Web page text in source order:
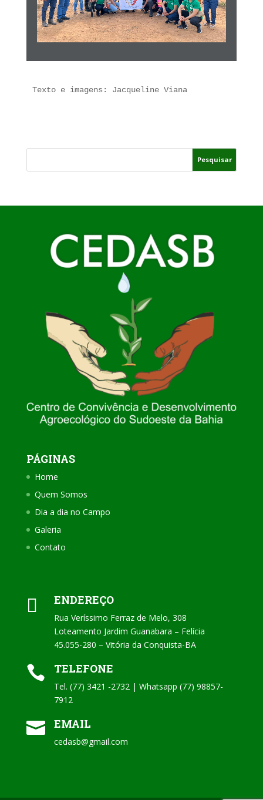
Texto e imagens: Jacqueline Viana
PÁGINAS
Home
Quem Somos
Dia a dia no Campo
Galeria
Contato
 ENDEREÇO
Rua Veríssimo Ferraz de Melo, 308
Loteamento Jardim Guanabara – Felícia
45.055-280 – Vitória da Conquista-BA
 TELEFONE
Tel. (77) 3421 -2732 | Whatsapp (77) 98857-
7912
 EMAIL
cedasb@gmail.com